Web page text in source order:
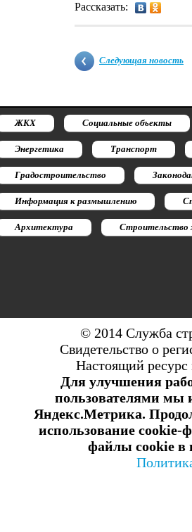
Рассказать:
Следующая новость
ЖКХ Социальные объекты
Энергетика Транспорт
Градостроительство
Информация к размышлению
Архитектура Строительство
© 2014 Служба
Свидетельство о
Настоящий
Для улучшения
пользователями мы
Яндекс.Метрика.
использование cookie-
файлы cookie в